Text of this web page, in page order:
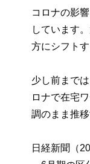
コロナの影
しています
方にシフト
少し前まで
ロナで在宅
調のまま推
日経新聞（